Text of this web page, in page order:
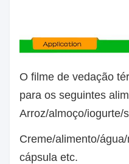
O filme de vedação
para os seguintes
Arroz/almoço/iogurte/
Creme/alimento/
cápsula etc.